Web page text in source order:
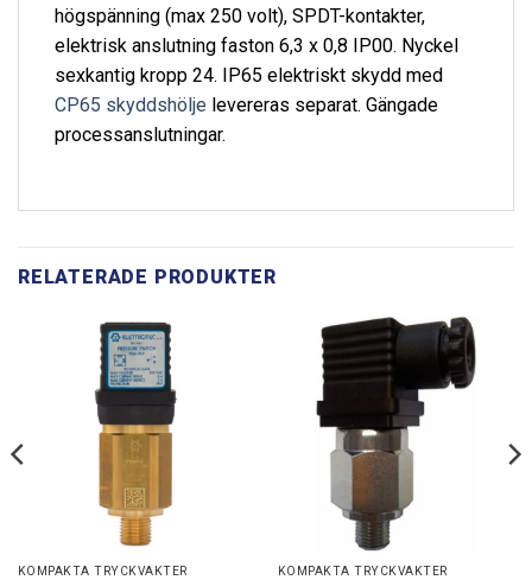
högspänning (max 250 volt), SPDT-kontakter,
elektrisk anslutning faston 6,3 x 0,8 IP00. Nyckel
sexkantig kropp 24. IP65 elektriskt skydd med
CP65 skyddshölje levereras separat. Gängade
processanslutningar.
RELATERADE PRODUKTER
KOMPAKTA TRYCKVAKTER KOMPAKTA TRYCKVAKTER